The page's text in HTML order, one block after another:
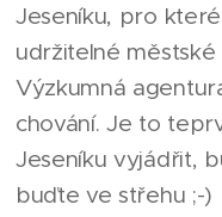
Jeseníku, pro
udržitelné
Výzkumná
chování. Je to
Jeseníku vyjádřit,
buďte ve střehu ;-)